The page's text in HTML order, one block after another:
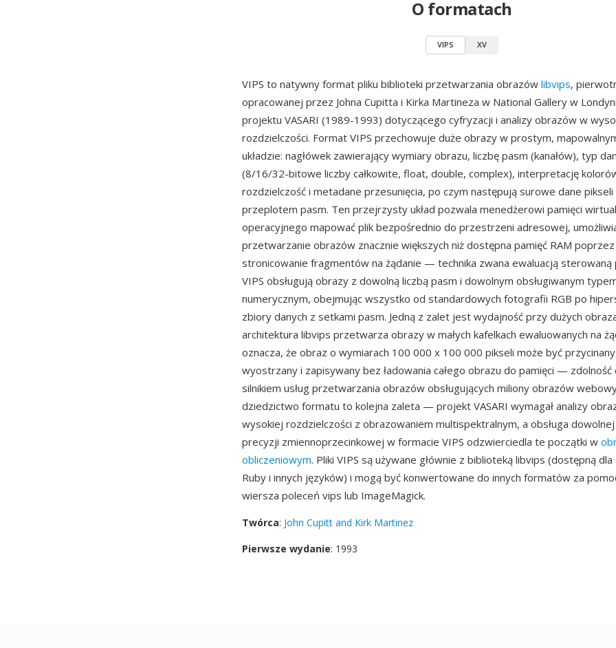
O formatach
VIPS XV
VIPS to natywny format pliku biblioteki przetwarzania obrazów libvips,
opracowanej przez Johna Cupitta i Kirka Martineza w National Gallery w
projektu VASARI (1989-1993) dotyczącego cyfryzacji i analizy obrazów w
rozdzielczości. Format VIPS przechowuje duże obrazy w prostym,
układzie: nagłówek zawierający wymiary obrazu, liczbę pasm (kanałów), typ
(8/16/32-bitowe liczby całkowite, float, double, complex), interpretację
rozdzielczość i metadane przesunięcia, po czym następują surowe dane
przeplotem pasm. Ten przejrzysty układ pozwala menedżerowi pamięci
operacyjnego mapować plik bezpośrednio do przestrzeni adresowej,
przetwarzanie obrazów znacznie większych niż dostępna pamięć RAM poprzez
stronicowanie fragmentów na żądanie — technika zwana ewaluacją sterowaną
VIPS obsługują obrazy z dowolną liczbą pasm i dowolnym obsługiwanym
numerycznym, obejmując wszystko od standardowych fotografii RGB po
zbiory danych z setkami pasm. Jedną z zalet jest wydajność przy dużych
architektura libvips przetwarza obrazy w małych kafelkach ewaluowanych na
oznacza, że obraz o wymiarach 100 000 x 100 000 pikseli może być
wyostrzany i zapisywany bez ładowania całego obrazu do pamięci — zdolność
silnikiem usług przetwarzania obrazów obsługujących miliony obrazów
dziedzictwo formatu to kolejna zaleta — projekt VASARI wymagał analizy
wysokiej rozdzielczości z obrazowaniem multispektralnym, a obsługa
precyzji zmiennoprzecinkowej w formacie VIPS odzwierciedla te początki w
obliczeniowym. Pliki VIPS są używane głównie z biblioteką libvips (dostępną dla
Ruby i innych języków) i mogą być konwertowane do innych formatów za
wiersza poleceń vips lub ImageMagick.
Twórca: John Cupitt and Kirk Martinez
Pierwsze wydanie: 1993